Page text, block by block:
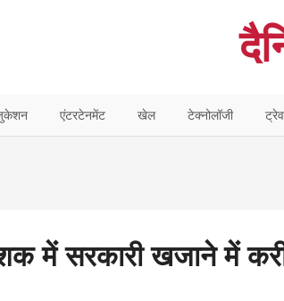
एंटरटेनमेंट खेल टेक्नोलॉजी
में सरकारी खजाने में